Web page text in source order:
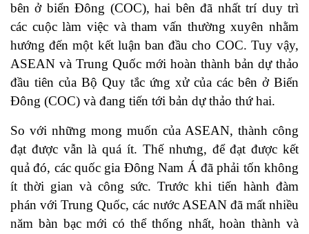
bên ở biển Đông (COC), hai bên đã nhất trí duy trì
các cuộc làm việc và tham vấn thường xuyên nhằm
hướng đến một kết luận ban đầu cho COC. Tuy vậy,
ASEAN và Trung Quốc mới hoàn thành bản dự thảo
đầu tiên của Bộ Quy tắc ứng xử của các bên ở Biển
Đông (COC) và đang tiến tới bản dự thảo thứ hai.
So với những mong muốn của ASEAN, thành công
đạt được vẫn là quá ít. Thế nhưng, để đạt được kết
quả đó, các quốc gia Đông Nam Á đã phải tốn không
ít thời gian và công sức. Trước khi tiến hành đàm
phán với Trung Quốc, các nước ASEAN đã mất nhiều
năm bàn bạc mới có thể thống nhất, hoàn thành và